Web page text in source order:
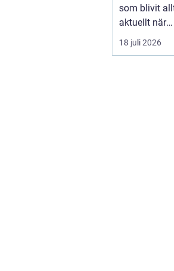
som blivit
aktuellt när
energipriser
och fler vill
18 juli 2026